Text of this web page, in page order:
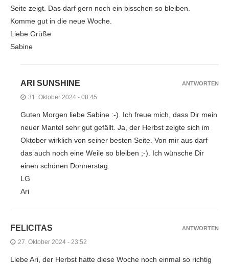
Seite zeigt. Das darf gern noch ein bisschen so bleiben.
Komme gut in die neue Woche.
Liebe Grüße
Sabine
ARI SUNSHINE
31. Oktober 2024 - 08:45
Guten Morgen liebe Sabine :-). Ich freue mich, dass Dir mein
neuer Mantel sehr gut gefällt. Ja, der Herbst zeigte sich im
Oktober wirklich von seiner besten Seite. Von mir aus darf
das auch noch eine Weile so bleiben ;-). Ich wünsche Dir
einen schönen Donnerstag.
LG
Ari
ANTWORTEN
FELICITAS
27. Oktober 2024 - 23:52
Liebe Ari, der Herbst hatte diese Woche noch einmal so richtig
ANTWORTEN